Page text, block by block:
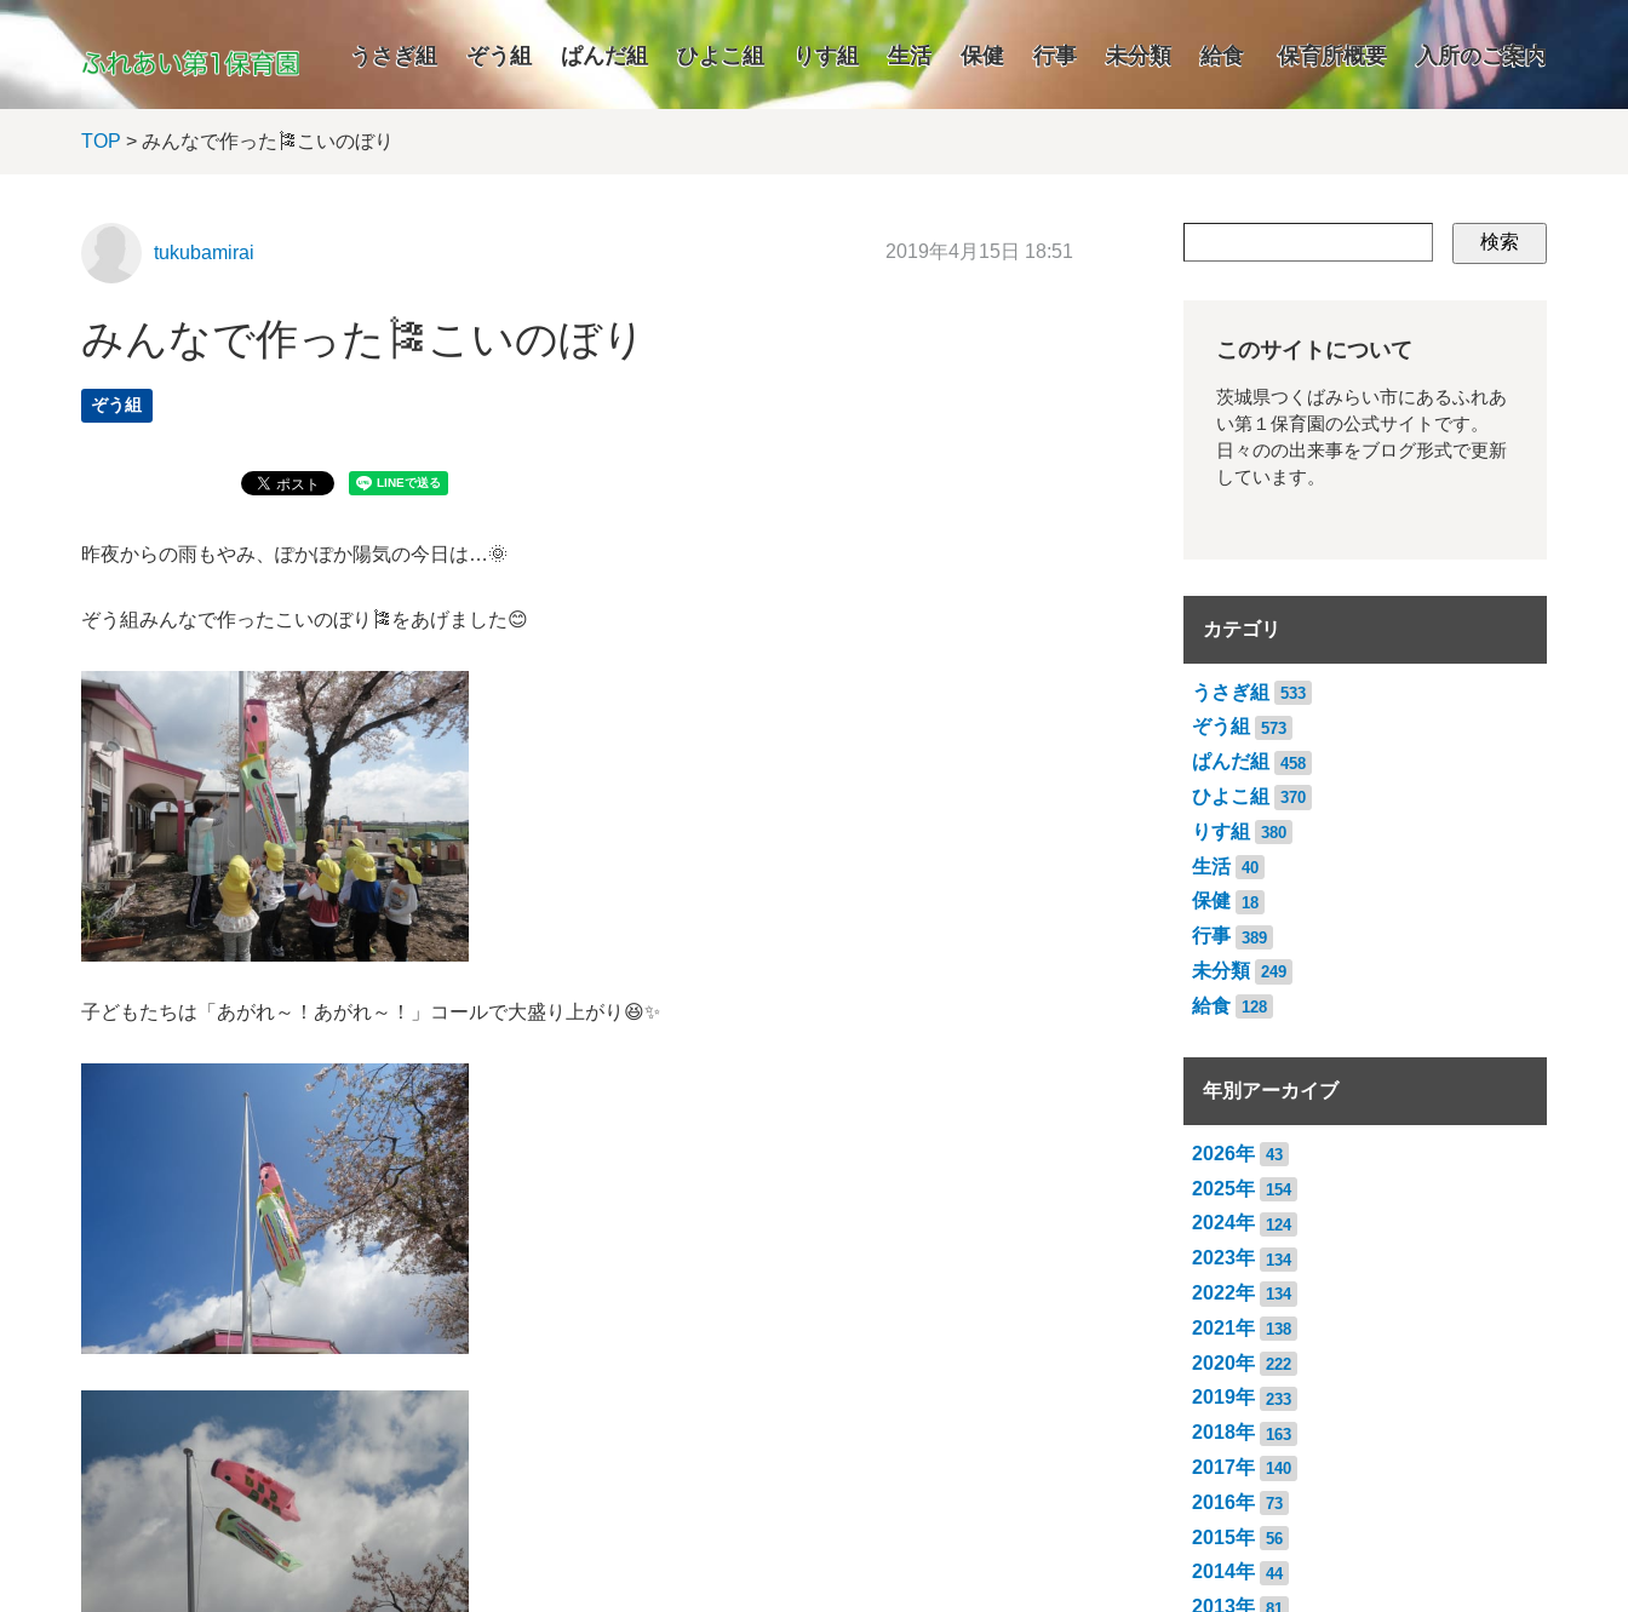
うさぎ組 ぞう組 ぱんだ組 ひよこ組 りす組 生活 保健 行事 未分類 給食 保育所概要 入所のご案内
TOP > みんなで作った🎏こいのぼり
tukubamirai 2019年4月15日 18:51
みんなで作った🎏こいのぼり
ぞう組
昨夜からの雨もやみ、ぽかぽか陽気の今日は…🌞
ぞう組みんなで作ったこいのぼり🎏をあげました😊
子どもたちは「あがれ～！あがれ～！」コールで大盛り上がり😆✨
検索
このサイトについて
茨城県つくばみらい市にあるふれあ
い第１保育園の公式サイトです。
日々のの出来事をブログ形式で更新
しています。
カテゴリ
うさぎ組 533
ぞう組 573
ぱんだ組 458
ひよこ組 370
りす組 380
生活 40
保健 18
行事 389
未分類 249
給食 128
年別アーカイブ
2026年 43
2025年 154
2024年 124
2023年 134
2022年 134
2021年 138
2020年 222
2019年 233
2018年 163
2017年 140
2016年 73
2015年 56
2014年 44
2013年 81